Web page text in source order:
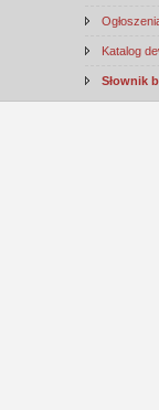
Katalog
Słownik